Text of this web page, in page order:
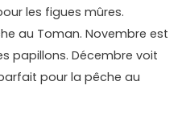
les figues mûres.
au Toman. Novembre est
papillons. Décembre voit
pour la pêche au